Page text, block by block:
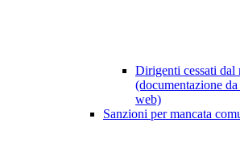
Dirigenti cessati
(documentazione
web)
Sanzioni per mancata